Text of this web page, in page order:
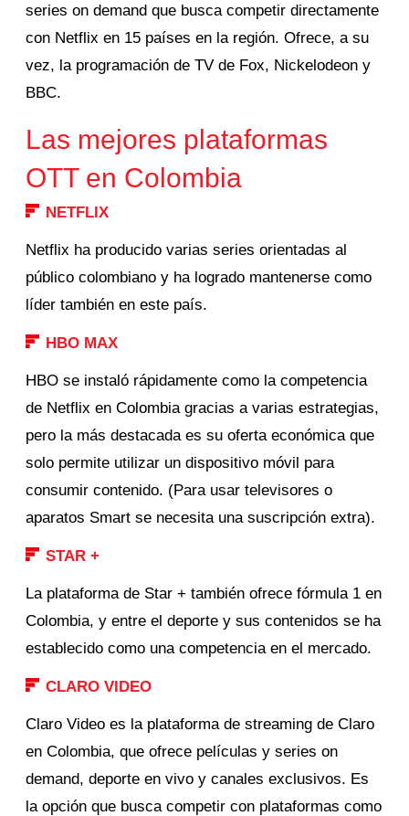
series on demand que busca competir directamente
con Netflix en 15 países en la región. Ofrece, a su
vez, la programación de TV de Fox, Nickelodeon y
BBC.
Las mejores plataformas
OTT en Colombia
NETFLIX
Netflix ha producido varias series orientadas al
público colombiano y ha logrado mantenerse como
líder también en este país.
HBO MAX
HBO se instaló rápidamente como la competencia
de Netflix en Colombia gracias a varias estrategias,
pero la más destacada es su oferta económica que
solo permite utilizar un dispositivo móvil para
consumir contenido. (Para usar televisores o
aparatos Smart se necesita una suscripción extra).
STAR +
La plataforma de Star + también ofrece fórmula 1 en
Colombia, y entre el deporte y sus contenidos se ha
establecido como una competencia en el mercado.
CLARO VIDEO
Claro Video es la plataforma de streaming de Claro
en Colombia, que ofrece películas y series on
demand, deporte en vivo y canales exclusivos. Es
la opción que busca competir con plataformas como